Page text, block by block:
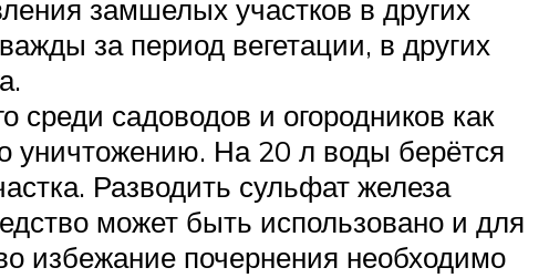
замшелых участков в других
за период вегетации, в других
садоводов и огородников как
уничтожению. На 20 л воды берётся
Разводить сульфат железа
может быть использовано и для
избежание почернения необходимо